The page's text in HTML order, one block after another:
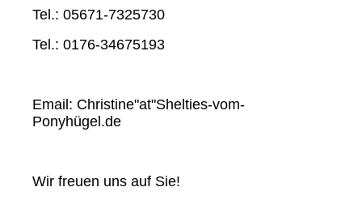
Tel.: 05671-7325730
Tel.: 0176-34675193
Email: Christine"at"Shelties-vom-
Ponyhügel.de
Wir freuen uns auf Sie!